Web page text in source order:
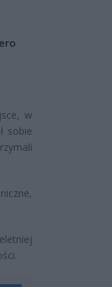
w
sobie